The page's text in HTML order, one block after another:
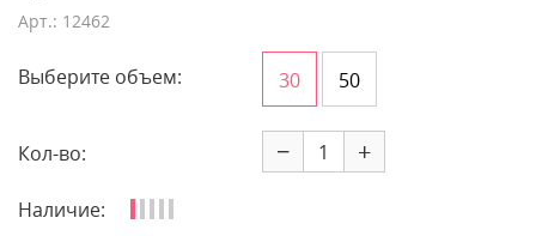
Арт.: 12462
Выберите объем: 30 50
Кол-во: − +
Наличие: